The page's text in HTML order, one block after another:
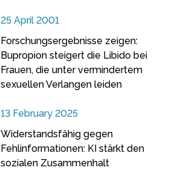
25 April 2001
Forschungsergebnisse zeigen:
Bupropion steigert die Libido bei
Frauen, die unter vermindertem
sexuellen Verlangen leiden
13 February 2025
Widerstandsfähig gegen
Fehlinformationen: KI stärkt den
sozialen Zusammenhalt